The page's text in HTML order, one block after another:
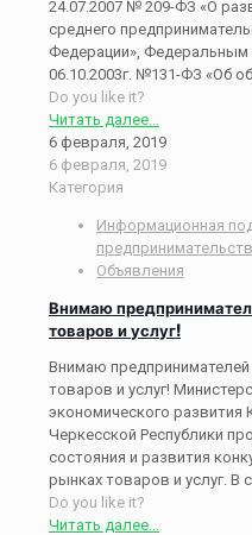
24.07.2007 № 209-ФЗ «О
среднего
Федерации», Федеральным
06.10.2003г. №131-ФЗ «Об
Do you like it?
Читать далее...
6 февраля, 2019
6 февраля, 2019
Категория
Информационная
Объявления
Внимаю
товаров и услуг!
Внимаю предпринимателей
товаров и услуг!
экономического развития
Черкесской Республики
состояния и развития
рынках товаров и услуг. В
Do you like it?
Читать далее...